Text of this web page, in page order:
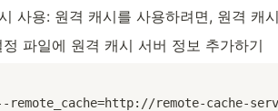
사용: 원격 캐시를 사용하려면, 원격 캐
파일에 원격 캐시 서버 정보 추가하기
remote-cache-